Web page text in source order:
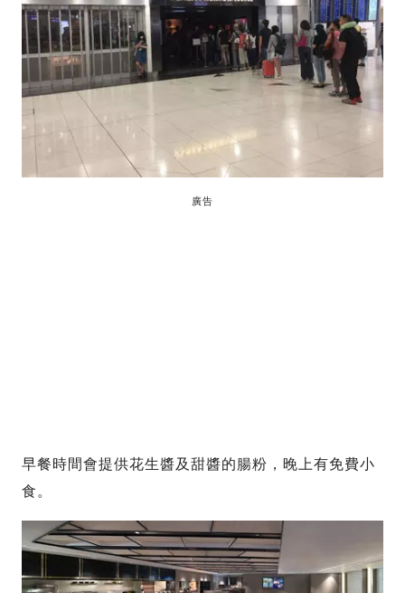
廣告
早餐時間會提供花生醬及甜醬的腸粉，晚上有免費小
食。